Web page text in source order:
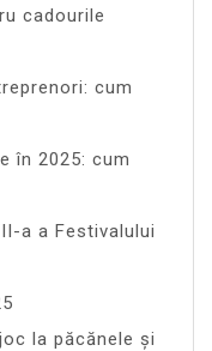
cadourile
cum
în 2025: cum
a a Festivalului
la păcănele și